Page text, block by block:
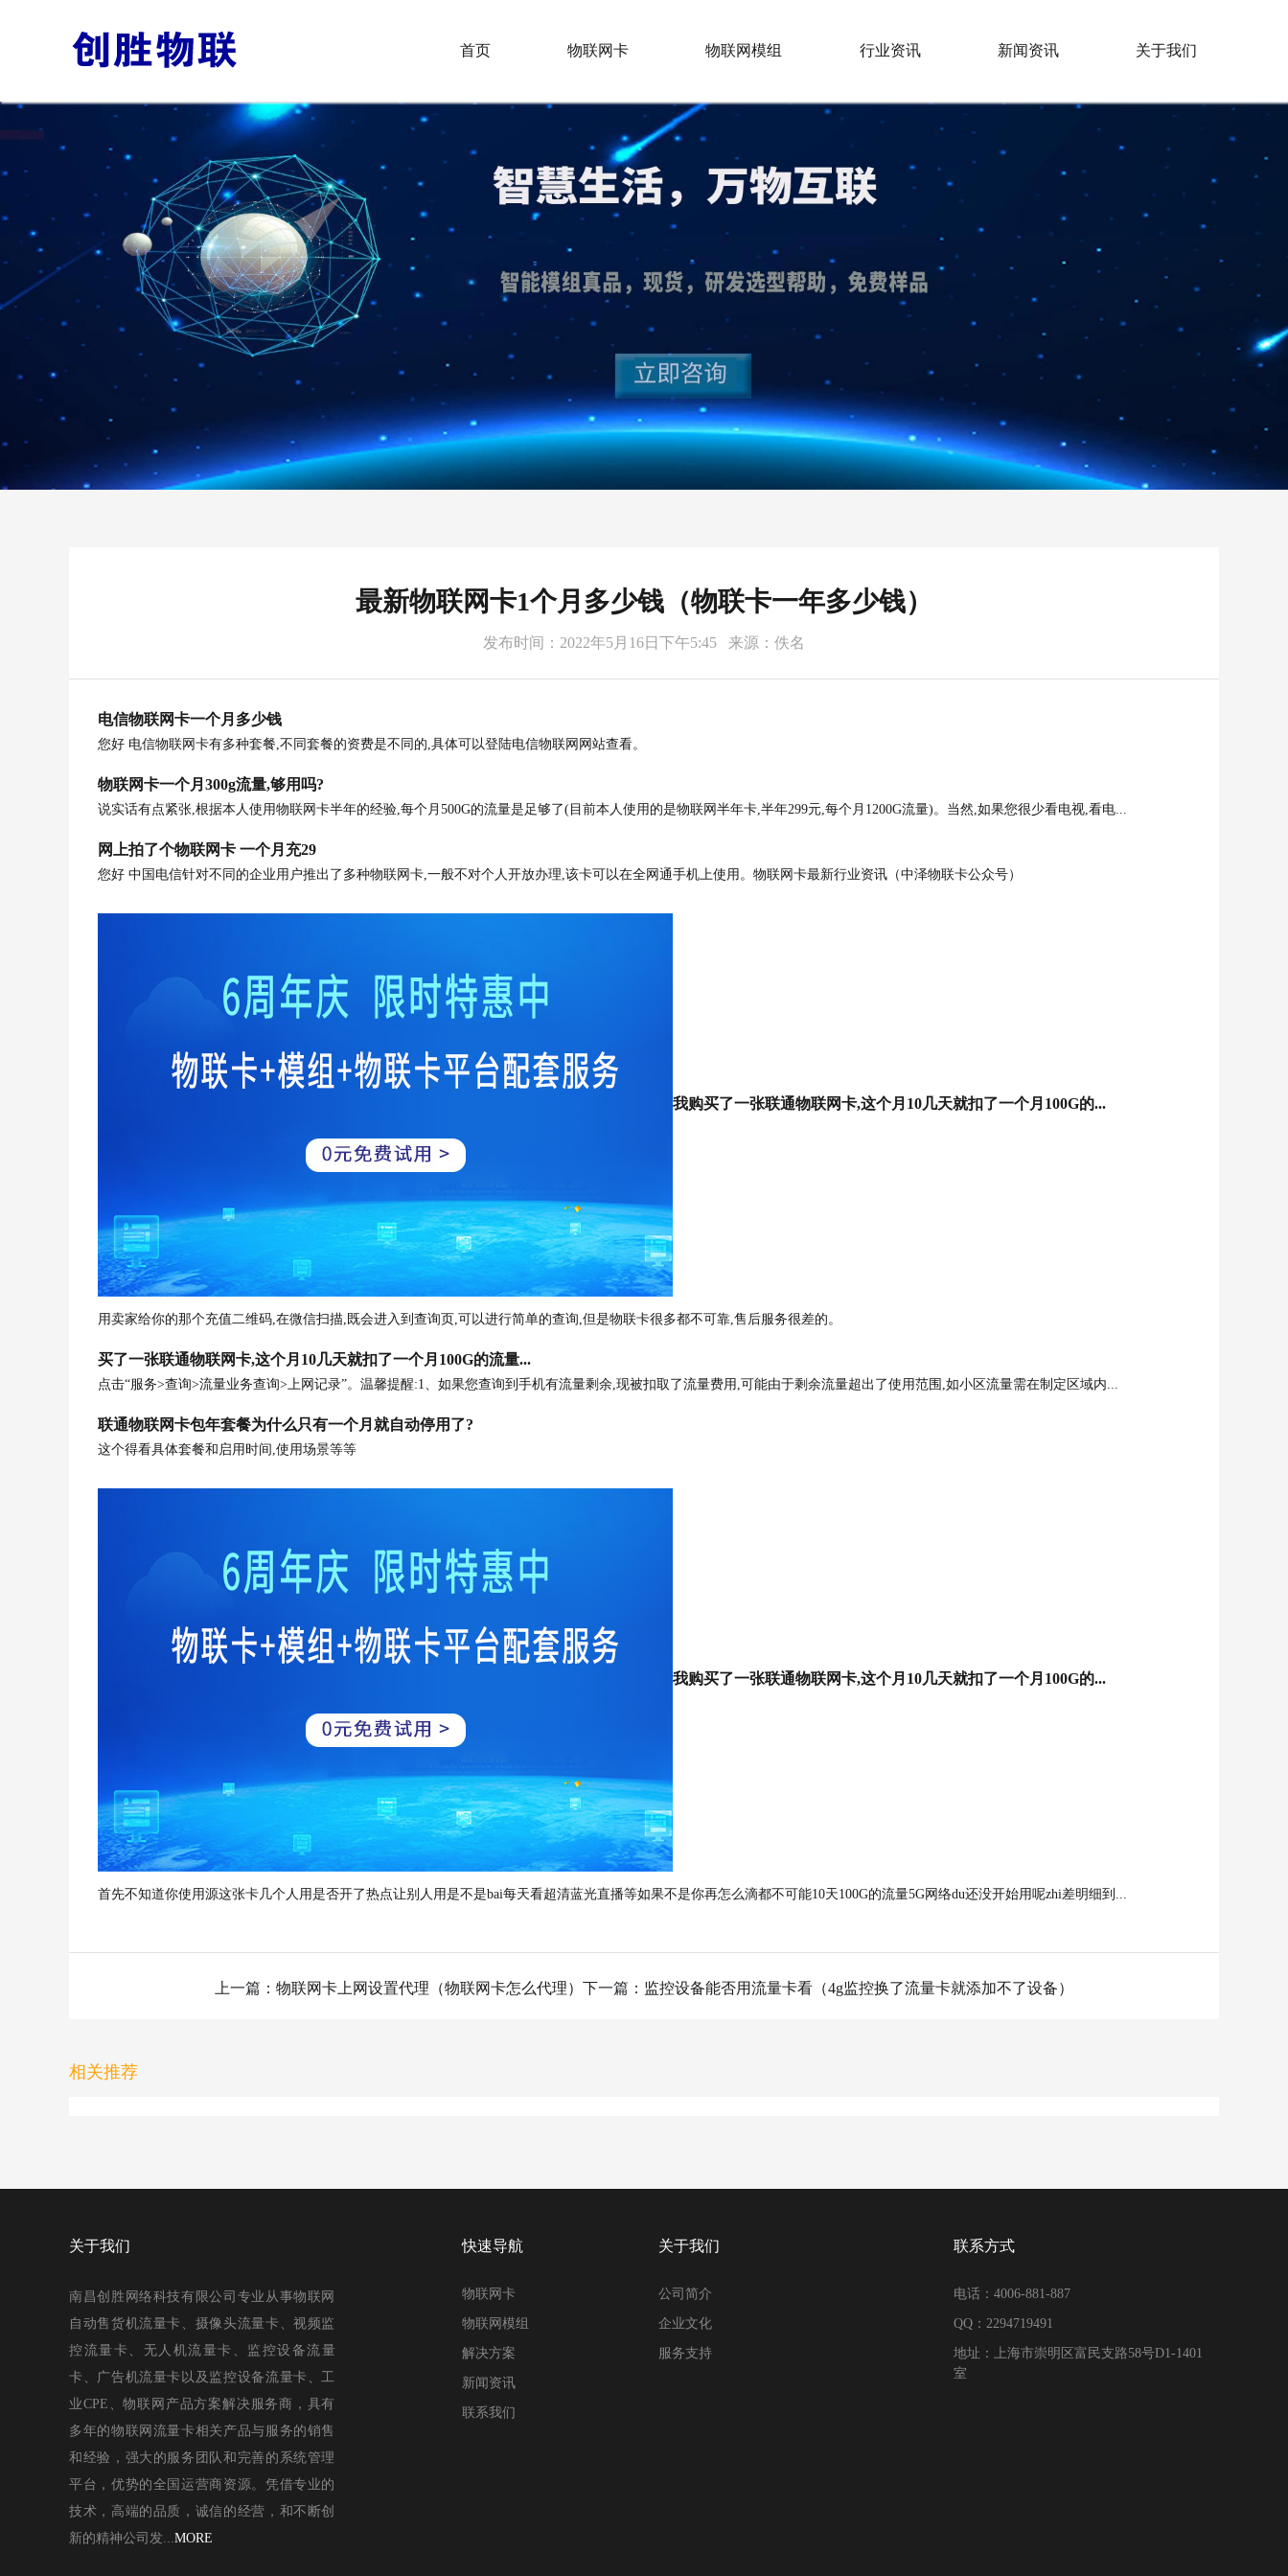
首页 物联网卡 物联网模组 行业资讯 新闻资讯 关于我们
最新物联网卡1个月多少钱（物联卡一年多少钱）
发布时间：2022年5月16日下午5:45 来源：佚名
电信物联网卡一个月多少钱
您好 电信物联网卡有多种套餐,不同套餐的资费是不同的,具体可以登陆电信物联网网站查看。
物联网卡一个月300g流量,够用吗?
说实话有点紧张,根据本人使用物联网卡半年的经验,每个月500G的流量是足够了(目前本人使用的是物联网半年卡,半年299元,每个月1200G流量)。当然,如果您很少看电视,看电...
网上拍了个物联网卡 一个月充29
您好 中国电信针对不同的企业用户推出了多种物联网卡,一般不对个人开放办理,该卡可以在全网通手机上使用。 物联网卡最新行业资讯（中泽物联卡公众号）
我购买了一张联通物联网卡,这个月10几天就扣了一个月100G的...
用卖家给你的那个充值二维码,在微信扫描,既会进入到查询页,可以进行简单的查询,但是物联卡很多都不可靠,售后服务很差的。
买了一张联通物联网卡,这个月10几天就扣了一个月100G的流量...
点击“服务>查询>流量业务查询>上网记录”。温馨提醒:1、如果您查询到手机有流量剩余,现被扣取了流量费用,可能由于剩余流量超出了使用范围,如小区流量需在制定区域内...
联通物联网卡包年套餐为什么只有一个月就自动停用了?
这个得看具体套餐和启用时间,使用场景等等
我购买了一张联通物联网卡,这个月10几天就扣了一个月100G的...
首先不知道你使用源这张卡几个人用是否开了热点让别人用是不是bai每天看超清蓝光直播等如果不是你再怎么滴都不可能10天100G的流量5G网络du还没开始用呢zhi差明细到...
上一篇： 物联网卡上网设置代理（物联网卡怎么代理） 下一篇： 监控设备能否用流量卡看（4g监控换了流量卡就添加不了设备）
相关推荐
关于我们
南昌创胜网络科技有限公司专业从事物联网
自动售货机流量卡、摄像头流量卡、视频监
控流量卡、无人机流量卡、监控设备流量
卡、广告机流量卡以及监控设备流量卡、工
业CPE、物联网产品方案解决服务商，具有
多年的物联网流量卡相关产品与服务的销售
和经验，强大的服务团队和完善的系统管理
平台，优势的全国运营商资源。凭借专业的
技术，高端的品质，诚信的经营，和不断创
新的精神公司发...MORE
快速导航
物联网卡
物联网模组
解决方案
新闻资讯
联系我们
关于我们
公司简介
企业文化
服务支持
联系方式
电话：4006-881-887
QQ：2294719491
地址：上海市崇明区富民支路58号D1-1401
室